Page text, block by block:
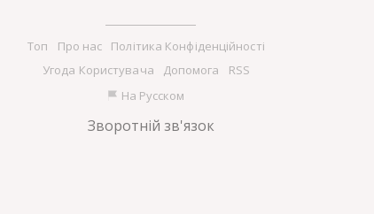
Tоп Про нас
Політика Конфіденційності
Угода Користувача
Допомога
RSS
На Русском
Зворотній зв'язок